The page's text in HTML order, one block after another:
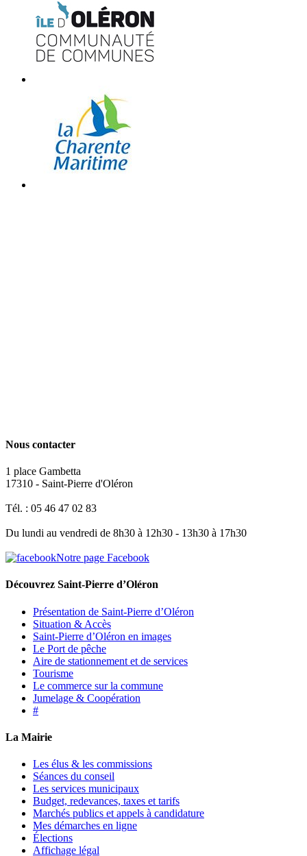
Nous contacter
1 place Gambetta
17310 - Saint-Pierre d'Oléron
Tél. : 05 46 47 02 83
Du lundi au vendredi de 8h30 à 12h30 - 13h30 à 17h30
Notre page Facebook
Découvrez Saint-Pierre d’Oléron
Présentation de Saint-Pierre d’Oléron
Situation & Accès
Saint-Pierre d’Oléron en images
Le Port de pêche
Aire de stationnement et de services
Tourisme
Le commerce sur la commune
Jumelage & Coopération
#
La Mairie
Les élus & les commissions
Séances du conseil
Les services municipaux
Budget, redevances, taxes et tarifs
Marchés publics et appels à candidature
Mes démarches en ligne
Élections
Affichage légal